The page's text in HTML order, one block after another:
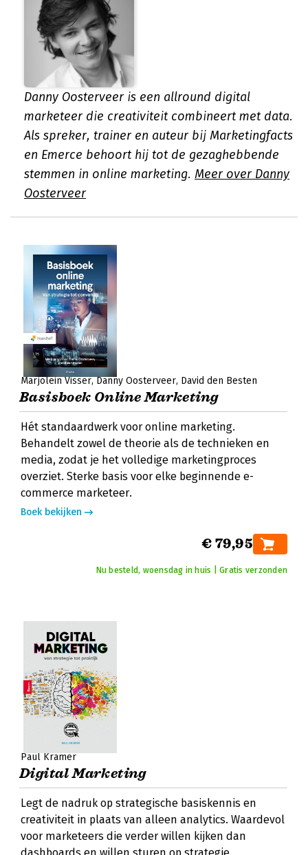
Danny Oosterveer is een allround digital
marketeer die creativiteit combineert met data.
Als spreker, trainer en auteur bij Marketingfacts
en Emerce behoort hij tot de gezaghebbende
stemmen in online marketing. Meer over Danny
Oosterveer
Marjolein Visser Danny Oosterveer David den Besten
Basisboek Online Marketing
Hét standaardwerk voor online marketing.
Behandelt zowel de theorie als de technieken en
media, zodat je het volledige marketingproces
overziet. Sterke basis voor elke beginnende e-
commerce marketeer.
Boek bekijken
€ 79,95
Nu besteld, woensdag in huis | Gratis verzonden
Paul Kramer
Digital Marketing
Legt de nadruk op strategische basiskennis en
creativiteit in plaats van alleen analytics. Waardevol
voor marketeers die verder willen kijken dan